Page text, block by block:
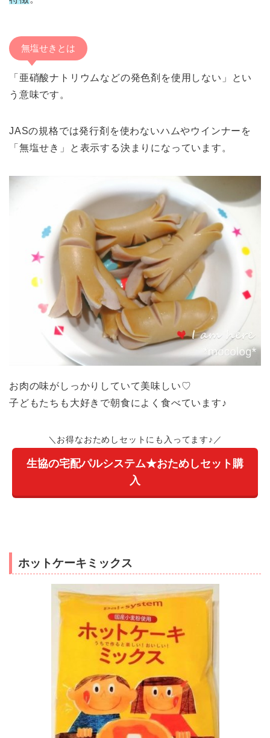
無塩せきとは
「亜硝酸ナトリウムなどの発色剤を使用しない」とい
う意味です。
JASの規格では発行剤を使わないハムやウインナーを
「無塩せき」と表示する決まりになっています。
お肉の味がしっかりしていて美味しい♡
子どもたちも大好きで朝食によく食べています♪
＼お得なおためしセットにも入ってます♪／
生協の宅配パルシステム★おためしセット購
入
ホットケーキミックス